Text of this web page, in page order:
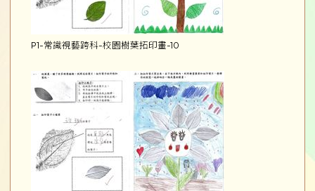
P1-常識視藝跨科-校園樹葉拓印畫-10